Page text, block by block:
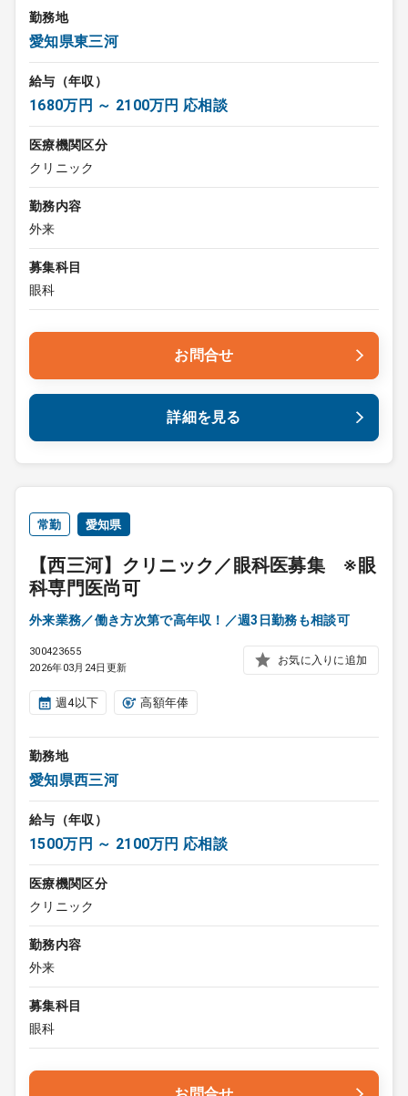
勤務地
愛知県東三河
給与（年収）
1680万円 ～ 2100万円 応相談
医療機関区分
クリニック
勤務内容
外来
募集科目
眼科
お問合せ
詳細を見る
常勤 愛知県
【西三河】クリニック／眼科医募集 ※眼
科専門医尚可
外来業務／働き方次第で高年収！／週3日勤務も相談可
300423655
2026年03月24日更新
お気に入りに追加
週4以下 高額年俸
勤務地
愛知県西三河
給与（年収）
1500万円 ～ 2100万円 応相談
医療機関区分
クリニック
勤務内容
外来
募集科目
眼科